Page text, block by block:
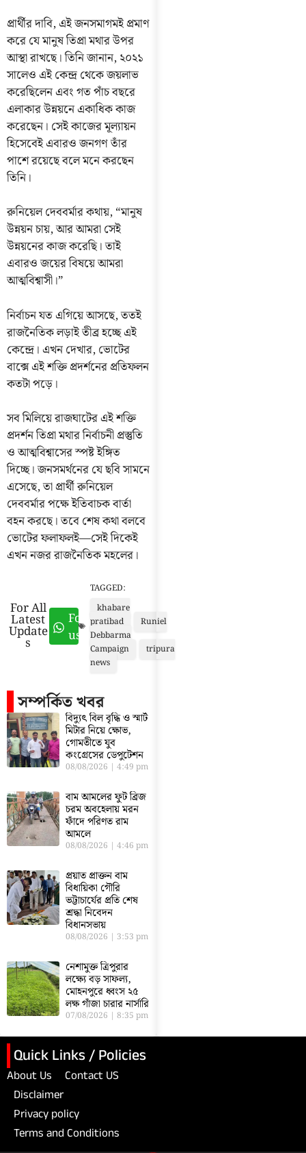
প্রার্থীর দাবি, এই জনসমাগমই প্রমাণ
করে যে মানুষ তিপ্রা মথার উপর
আস্থা রাখছে। তিনি জানান, ২০২১
সালেও এই কেন্দ্র থেকে জয়লাভ
করেছিলেন এবং গত পাঁচ বছরে
এলাকার উন্নয়নে একাধিক কাজ
করেছেন। সেই কাজের মূল্যায়ন
হিসেবেই এবারও জনগণ তাঁর
পাশে রয়েছে বলে মনে করছেন
তিনি।
রুনিয়েল দেববর্মার কথায়, “মানুষ
উন্নয়ন চায়, আর আমরা সেই
উন্নয়নের কাজ করেছি। তাই
এবারও জয়ের বিষয়ে আমরা
আত্মবিশ্বাসী।”
নির্বাচন যত এগিয়ে আসছে, ততই
রাজনৈতিক লড়াই তীব্র হচ্ছে এই
কেন্দ্রে। এখন দেখার, ভোটের
বাক্সে এই শক্তি প্রদর্শনের প্রতিফলন
কতটা পড়ে।
সব মিলিয়ে রাজঘাটের এই শক্তি
প্রদর্শন তিপ্রা মথার নির্বাচনী প্রস্তুতি
ও আত্মবিশ্বাসের স্পষ্ট ইঙ্গিত
দিচ্ছে। জনসমর্থনের যে ছবি সামনে
এসেছে, তা প্রার্থী রুনিয়েল
দেববর্মার পক্ষে ইতিবাচক বার্তা
বহন করছে। তবে শেষ কথা বলবে
ভোটের ফলাফলই—সেই দিকেই
এখন নজর রাজনৈতিক মহলের।
For All
Latest
Update
s
Follow
us
TAGGED:
khabare
pratibad
Runiel
Debbarma
Campaign
tripura
news
সম্পর্কিত খবর
বিদ্যুৎ বিল বৃদ্ধি ও স্মার্ট
মিটার নিয়ে ক্ষোভ,
গোমতীতে যুব
কংগ্রেসের ডেপুটেশন
08/08/2026 4:49 pm
বাম আমলের ফুট ব্রিজ
চরম অবহেলায় মরন
ফাঁদে পরিণত রাম
আমলে
08/08/2026 4:46 pm
প্রয়াত প্রাক্তন বাম
বিধায়িকা গৌরি
ভট্টাচার্যের প্রতি শেষ
শ্রদ্ধা নিবেদন
বিধানসভায়
08/08/2026 3:53 pm
নেশামুক্ত ত্রিপুরার
লক্ষ্যে বড় সাফল্য,
মোহনপুরে ধ্বংস ২৫
লক্ষ গাঁজা চারার নার্সারি
07/08/2026 8:35 pm
Quick Links / Policies
About Us
Contact US
Disclaimer
Privacy policy
Terms and Conditions